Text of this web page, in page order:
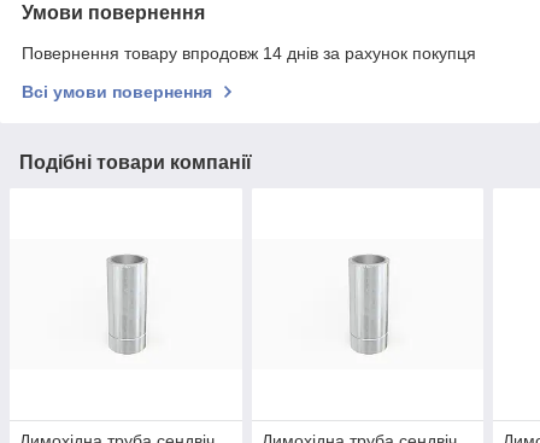
Умови повернення
Повернення товару впродовж 14 днів за рахунок покупця
Всі умови повернення
Подібні товари компанії